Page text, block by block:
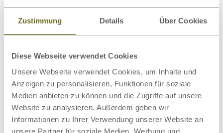
Zustimmung Details Über Cookies
Diese Webseite verwendet Cookies
Unsere Webseite verwendet Cookies, um Inhalte und
Anzeigen zu personalisieren, Funktionen für soziale
Medien anbieten zu können und die Zugriffe auf unsere
Website zu analysieren. Außerdem geben wir
Informationen zu Ihrer Verwendung unserer Website an
unsere Partner für soziale Medien, Werbung und
Drehtürenschrank „Egon“ Eiche 5-
ab5.399,00 €